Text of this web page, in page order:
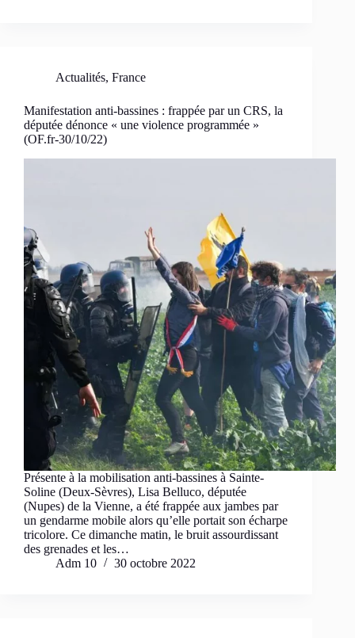
Actualités, France
Manifestation anti-bassines : frappée par un CRS, la
députée dénonce « une violence programmée »
(OF.fr-30/10/22)
Présente à la mobilisation anti-bassines à Sainte-
Soline (Deux-Sèvres), Lisa Belluco, députée
(Nupes) de la Vienne, a été frappée aux jambes par
un gendarme mobile alors qu’elle portait son écharpe
tricolore. Ce dimanche matin, le bruit assourdissant
des grenades et les…
Adm 10
30 octobre 2022